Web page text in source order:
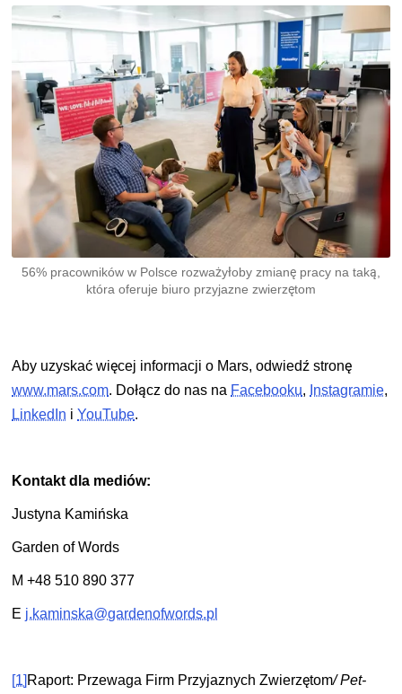
56% pracowników w Polsce rozważyłoby zmianę pracy na taką,
która oferuje biuro przyjazne zwierzętom
Aby uzyskać więcej informacji o Mars, odwiedź stronę
www.mars.com. Dołącz do nas na Facebooku, Instagramie,
LinkedIn iYouTube.
Kontakt dla mediów:
Justyna Kamińska
Garden of Words
M +48 510 890 377
E j.kaminska@gardenofwords.pl
[1]Raport: Przewaga Firm Przyjaznych Zwierzętom/ Pet-